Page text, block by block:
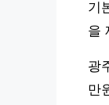
기
을
광
만